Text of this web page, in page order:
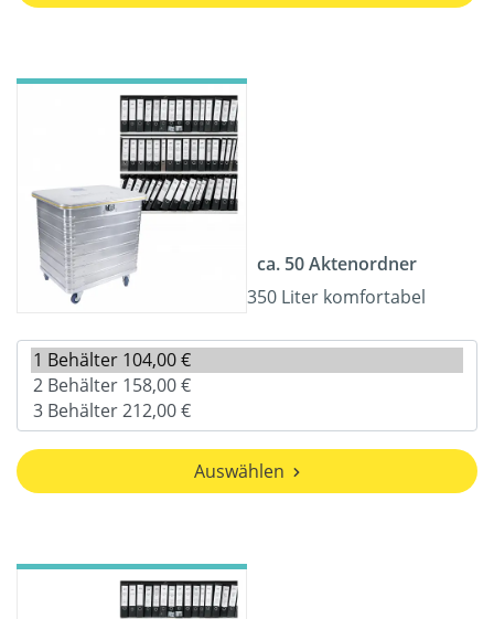
ca. 50 Aktenordner
350 Liter komfortabel
Auswählen